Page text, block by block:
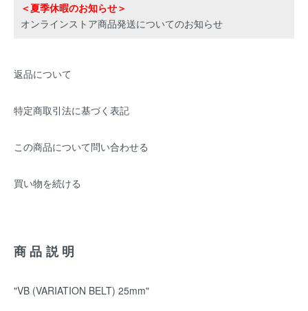
＜夏季休暇のお知らせ＞
オンラインストア商品発送についてのお知らせ
返品について
特定商取引法に基づく表記
この商品について問い合わせる
買い物を続ける
商品説明
"VB (VARIATION BELT) 25mm"